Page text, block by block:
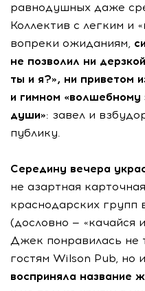
равнодушных даже
Коллектив с легким и
вопреки ожиданиям,
не позволил ни
ты и я?», ни приветом
и гимном «волшебному
души»: завел и
публику.
Середину вечера
не азартная
краснодарских групп
(дословно — «качайся
Джек понравилась не
гостям Wilson Pub, но
восприняла название